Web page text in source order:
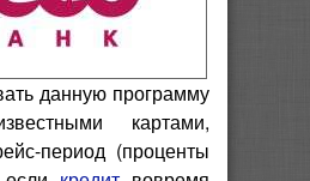
данную программу
картами,
период (проценты